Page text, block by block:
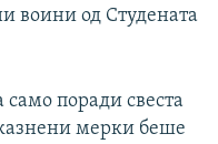
воини од Студената
поради свеста
казнени мерки беше